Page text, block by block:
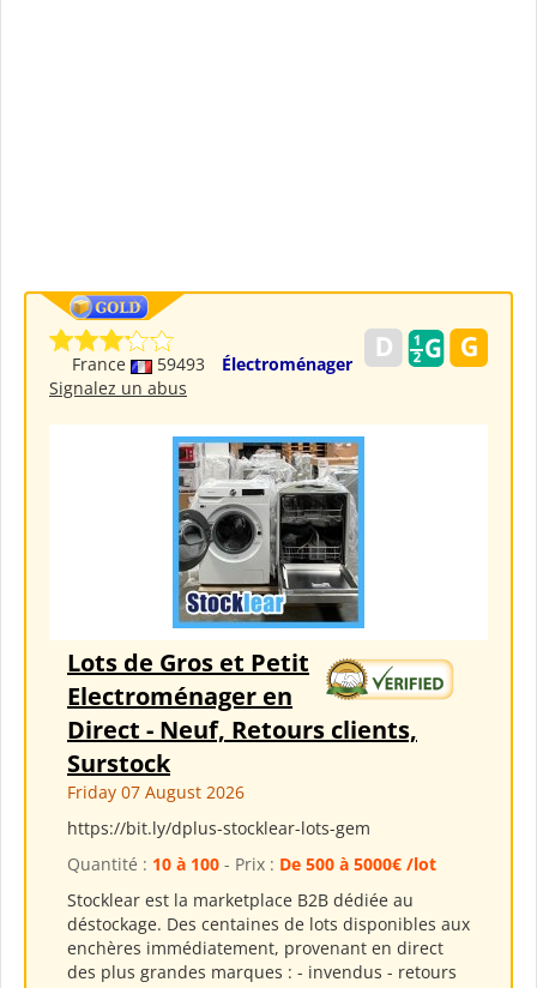
France 59493
Électroménager
Signalez un abus
Lots de Gros et Petit
Electroménager en
Direct - Neuf, Retours clients,
Surstock
Friday 07 August 2026
https://bit.ly/dplus-stocklear-lots-gem
Quantité : 10 à 100 - Prix : De 500 à 5000€ /lot
Stocklear est la marketplace B2B dédiée au
déstockage. Des centaines de lots disponibles aux
enchères immédiatement, provenant en direct
des plus grandes marques : - invendus - retours